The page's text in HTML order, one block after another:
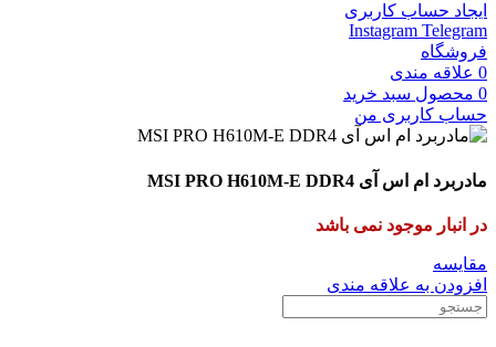
ایجاد حساب کاربری
Instagram Telegram
فروشگاه
0 علاقه مندی
0 محصول سبد خرید
حساب کاربری من
مادربرد ام اس آی MSI PRO H610M-E DDR4
در انبار موجود نمی باشد
مقایسه
افزودن به علاقه مندی